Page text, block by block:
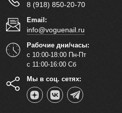
8 (918) 850-20-70
Email:
info@voguenail.ru
Рабочие дни/часы:
с 10:00-18:00 Пн-Пт
с 11:00-16:00 Сб
Мы в соц. сетях: